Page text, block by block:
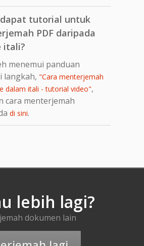
tutorial untuk
PDF daripada
itali?
menemui panduan
langkah, "Cara menterjemah
dalam itali - tutorial video",
cara menterjemah
di sini.
lebih lagi?
dokumen lain